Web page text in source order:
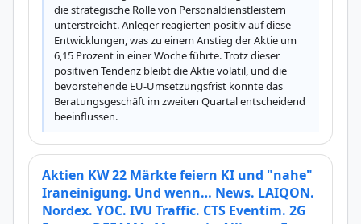
die strategische Rolle von Personaldienstleistern
unterstreicht. Anleger reagierten positiv auf diese
Entwicklungen, was zu einem Anstieg der Aktie um
6,15 Prozent in einer Woche führte. Trotz dieser
positiven Tendenz bleibt die Aktie volatil, und die
bevorstehende EU-Umsetzungsfrist könnte das
Beratungsgeschäft im zweiten Quartal entscheidend
beeinflussen.
Aktien KW 22 Märkte feiern KI und "nahe"
Iraneinigung. Und wenn… News. LAIQON.
Nordex. YOC. IVU Traffic. CTS Eventim. 2G